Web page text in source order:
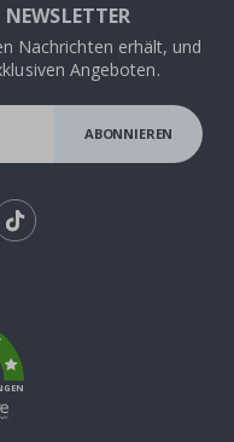
Nachrichten erhält, und
Angeboten.
ABONNIEREN